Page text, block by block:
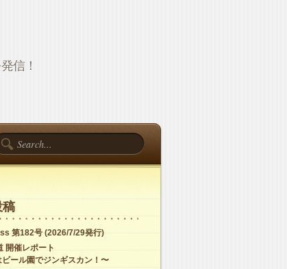
信！
稿
第182号 (2026/7/29発行)
開催レポート
ール園でジンギスカン！〜